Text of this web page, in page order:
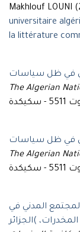
Makhlouf LOUNI
universitaire
la littérature
في ظل سياسات
The Algerian
في ظل سياسات
The Algerian
المدني في
)الجزائر